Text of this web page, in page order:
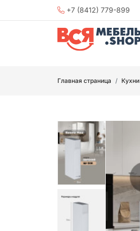
+7 (8412) 779-899
Главная страница Кухни